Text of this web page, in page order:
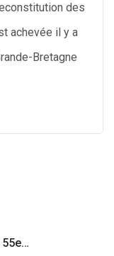
des
achevée il y a
Bretagne
55e…